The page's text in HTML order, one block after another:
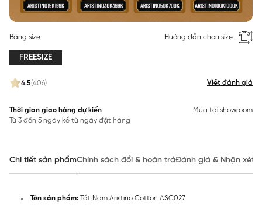
4.5(406) Viết đánh giá
Bảng size Hướng dẫn chọn size
FREESIZE
Thời gian giao hàng dự kiến
Từ 3 đến 5 ngày kể từ ngày đặt hàng
Mua tại showroom
Chi tiết sản phẩmChính sách đổi & hoàn trảĐánh giá & Nhận xét
Tên sản phẩm: Tất Nam Aristino Cotton ASC027